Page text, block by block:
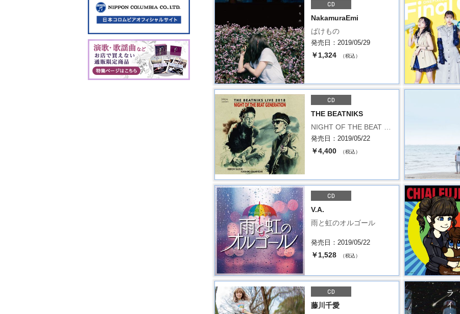
NakamuraEmi
ばけもの
発売日：2019/05/29
￥1,324 （税込）
THE BEATNIKS
NIGHT OF THE BEAT …
発売日：2019/05/22
￥4,400 （税込）
V.A.
雨と虹のオルゴール
発売日：2019/05/22
￥1,528 （税込）
藤川千愛